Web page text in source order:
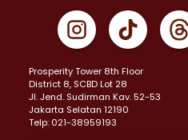
Properti Dijual di Gambir >
Properti Dijual di Johar Baru >
Properti Dijual di Menteng >
Properti Dijual di Senen >
Properti Dijual di Tanah Abang >
Properti Dijual di Cikini >
Prosperity Tower 8th Floor
District 8, SCBD Lot 28
JI. Jend. Sudirman Kav. 52-53
Jakarta Selatan 12190
Telp: 021-38959193